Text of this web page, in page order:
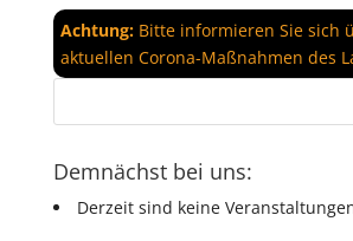
Achtung:Bitte informieren Sie sich
aktuellen Corona-Maßnahmen des
Demnächst bei uns:
Derzeit sind keine